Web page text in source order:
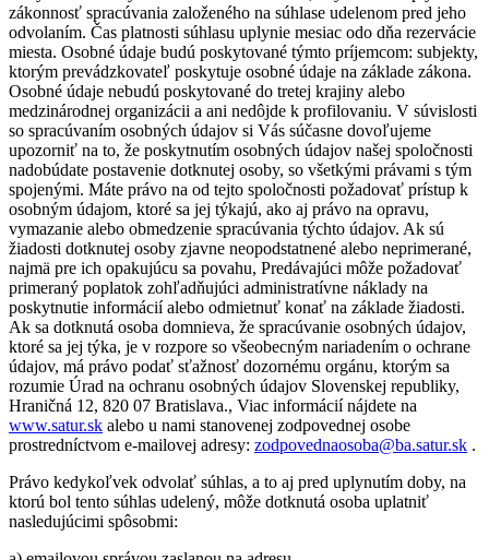
zákonnosť spracúvania založeného na súhlase udelenom pred jeho
odvolaním. Čas platnosti súhlasu uplynie mesiac odo dňa rezervácie
miesta. Osobné údaje budú poskytované týmto príjemcom: subjekty,
ktorým prevádzkovateľ poskytuje osobné údaje na základe zákona.
Osobné údaje nebudú poskytované do tretej krajiny alebo
medzinárodnej organizácii a ani nedôjde k profilovaniu. V súvislosti
so spracúvaním osobných údajov si Vás súčasne dovoľujeme
upozorniť na to, že poskytnutím osobných údajov našej spoločnosti
nadobúdate postavenie dotknutej osoby, so všetkými právami s tým
spojenými. Máte právo na od tejto spoločnosti požadovať prístup k
osobným údajom, ktoré sa jej týkajú, ako aj právo na opravu,
vymazanie alebo obmedzenie spracúvania týchto údajov. Ak sú
žiadosti dotknutej osoby zjavne neopodstatnené alebo neprimerané,
najmä pre ich opakujúcu sa povahu, Predávajúci môže požadovať
primeraný poplatok zohľadňujúci administratívne náklady na
poskytnutie informácií alebo odmietnuť konať na základe žiadosti.
Ak sa dotknutá osoba domnieva, že spracúvanie osobných údajov,
ktoré sa jej týka, je v rozpore so všeobecným nariadením o ochrane
údajov, má právo podať sťažnosť dozornému orgánu, ktorým sa
rozumie Úrad na ochranu osobných údajov Slovenskej republiky,
Hraničná 12, 820 07 Bratislava., Viac informácií nájdete na
www.satur.sk alebo u nami stanovenej zodpovednej osobe
prostredníctvom e-mailovej adresy: zodpovednaosoba@ba.satur.sk .
Právo kedykoľvek odvolať súhlas, a to aj pred uplynutím doby, na
ktorú bol tento súhlas udelený, môže dotknutá osoba uplatniť
nasledujúcimi spôsobmi: